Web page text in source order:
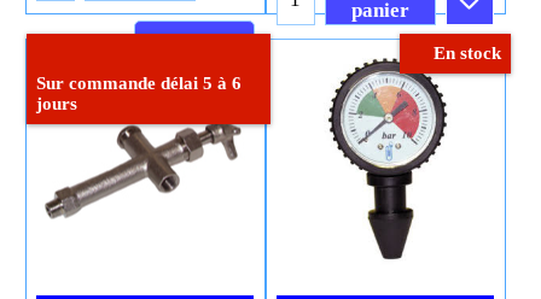
panier
Cliquez ici
Sur commande délai 5 à 6
jours
En stock